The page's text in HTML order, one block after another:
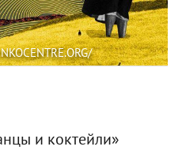
и коктейли»